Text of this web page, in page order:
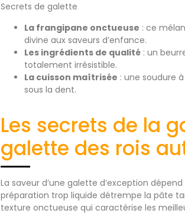
Secrets de galette
La frangipane onctueuse : ce
divine aux saveurs d’enfance.
Les ingrédients de qualité : un
totalement irrésistible.
La cuisson maîtrisée : une soudure
sous la dent.
Les secrets de la
galette des rois
La saveur d’une galette d’exception
préparation trop liquide détrempe la pâte
texture onctueuse qui caractérise les